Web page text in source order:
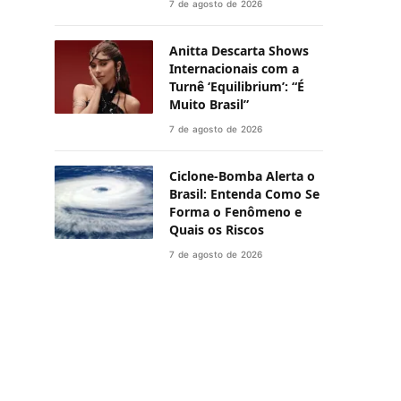
7 de agosto de 2026
Anitta Descarta Shows
Internacionais com a
Turnê ‘Equilibrium’: “É
Muito Brasil”
7 de agosto de 2026
Ciclone-Bomba Alerta o
Brasil: Entenda Como Se
Forma o Fenômeno e
Quais os Riscos
7 de agosto de 2026